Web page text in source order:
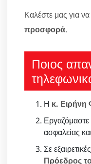
Καλέστε μας για να
προσφορά.
Ποιος
Η κ. Ειρήνη
ασφαλείας
Σε
Πρόεδρος